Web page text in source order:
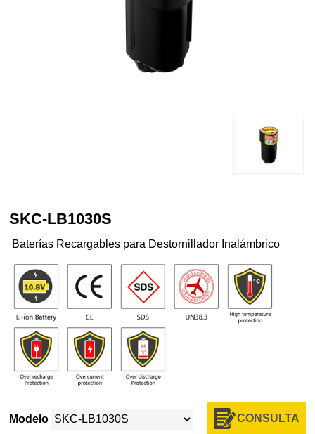
SKC-LB1030S
Baterías Recargables para Destornillador Inalámbrico
Modelo CONSULTA